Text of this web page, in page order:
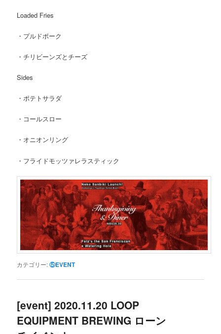
Loaded Fries
・プルドポーク
・チリビーンズとチーズ
Sides
・ポテトサラダ
・コールスロー
・オニオンリング
・フライドモッツァレラスティック
カテゴリー:⑤EVENT
[event] 2020.11.20 LOOP
EQUIPMENT BREWING ローン